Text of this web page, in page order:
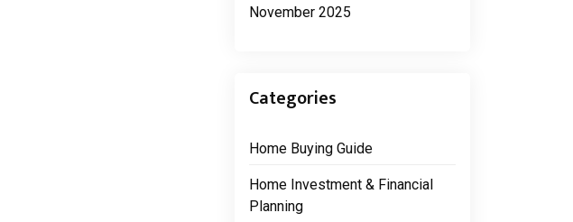
November 2025
Categories
Home Buying Guide
Home Investment & Financial
Planning